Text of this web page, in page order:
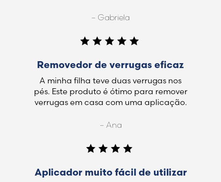
– Gabriela
Removedor de verrugas eficaz
A minha filha teve duas verrugas nos
pés. Este produto é ótimo para remover
verrugas em casa com uma aplicação.
– Ana
Aplicador muito fácil de utilizar